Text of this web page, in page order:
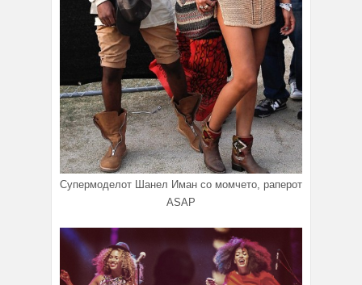
Супермоделот Шанел Иман со момчето, раперот
ASAP